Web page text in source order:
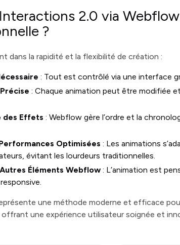
2.0 via
?
dans la rapidité et la flexibilité de création :
: Tout est contrôlé via une interface
: Chaque animation peut être modifiée
des Effets : Webflow gère l’ordre et la
Optimisées : Les animations
évitant les lourdeurs traditionnelles.
Éléments Webflow : L’animation est
une méthode moderne et efficace
une expérience utilisateur soignée et